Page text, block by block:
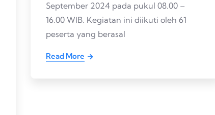
September 2024 pada pukul 08.00 –
16.00 WIB. Kegiatan ini diikuti oleh 61
peserta yang berasal
Read More